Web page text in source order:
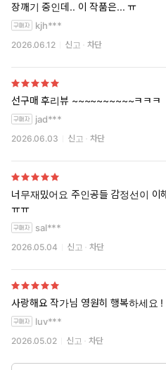
장깨기 중인데.. 이 작품은... ㅠ
kjh***
2026.06.12 신고 차단
선구매 후리뷰 ~~~~~~~~~~ㅋㅋㅋ
jad***
2026.06.03 신고 차단
너무재밌어요 주인공들 감정선이 이
ㅠㅠ
sal***
2026.05.04 신고 차단
사랑해요 작가님 영원히 행복하세요 !
luv***
2026.05.02 신고 차단